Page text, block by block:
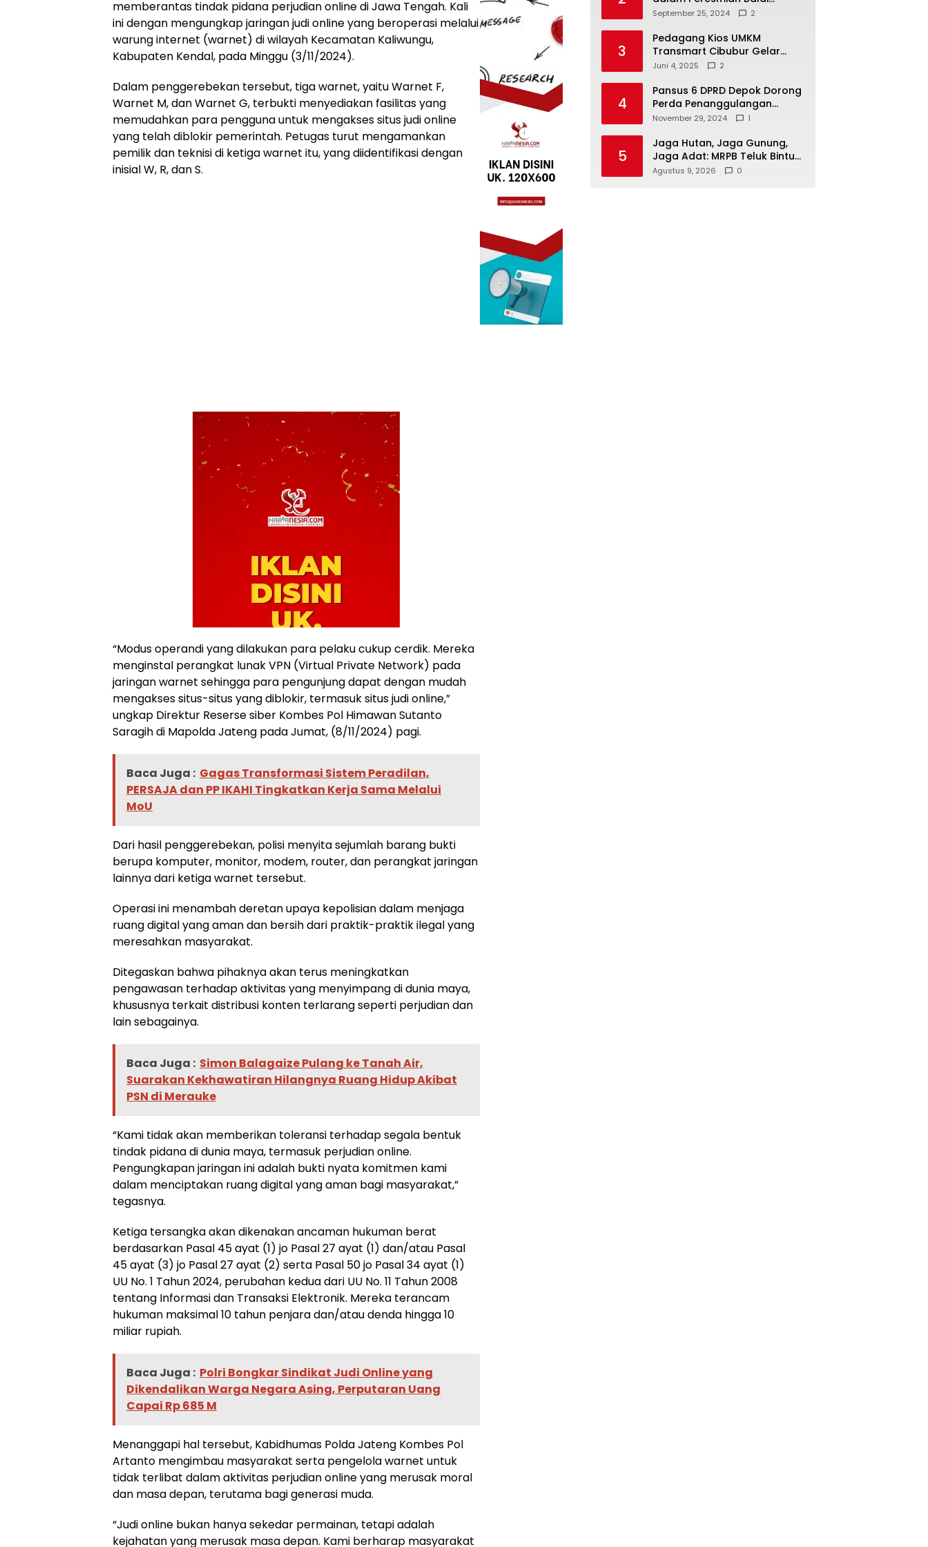
memberantas tindak pidana perjudian online di Jawa Tengah. Kali
ini dengan mengungkap jaringan judi online yang beroperasi melalui
warung internet (warnet) di wilayah Kecamatan Kaliwungu,
Kabupaten Kendal, pada Minggu (3/11/2024).
Dalam penggerebekan tersebut, tiga warnet, yaitu Warnet F,
Warnet M, dan Warnet G, terbukti menyediakan fasilitas yang
memudahkan para pengguna untuk mengakses situs judi online
yang telah diblokir pemerintah. Petugas turut mengamankan
pemilik dan teknisi di ketiga warnet itu, yang diidentifikasi dengan
inisial W, R, dan S.
“Modus operandi yang dilakukan para pelaku cukup cerdik. Mereka
menginstal perangkat lunak VPN (Virtual Private Network) pada
jaringan warnet sehingga para pengunjung dapat dengan mudah
mengakses situs-situs yang diblokir, termasuk situs judi online,”
ungkap Direktur Reserse siber Kombes Pol Himawan Sutanto
Saragih di Mapolda Jateng pada Jumat, (8/11/2024) pagi.
Baca Juga : Gagas Transformasi Sistem Peradilan,
PERSAJA dan PP IKAHI Tingkatkan Kerja Sama Melalui
MoU
Dari hasil penggerebekan, polisi menyita sejumlah barang bukti
berupa komputer, monitor, modem, router, dan perangkat jaringan
lainnya dari ketiga warnet tersebut.
Operasi ini menambah deretan upaya kepolisian dalam menjaga
ruang digital yang aman dan bersih dari praktik-praktik ilegal yang
meresahkan masyarakat.
Ditegaskan bahwa pihaknya akan terus meningkatkan
pengawasan terhadap aktivitas yang menyimpang di dunia maya,
khususnya terkait distribusi konten terlarang seperti perjudian dan
lain sebagainya.
Baca Juga : Simon Balagaize Pulang ke Tanah Air,
Suarakan Kekhawatiran Hilangnya Ruang Hidup Akibat
PSN di Merauke
“Kami tidak akan memberikan toleransi terhadap segala bentuk
tindak pidana di dunia maya, termasuk perjudian online.
Pengungkapan jaringan ini adalah bukti nyata komitmen kami
dalam menciptakan ruang digital yang aman bagi masyarakat,”
tegasnya.
Ketiga tersangka akan dikenakan ancaman hukuman berat
berdasarkan Pasal 45 ayat (1) jo Pasal 27 ayat (1) dan/atau Pasal
45 ayat (3) jo Pasal 27 ayat (2) serta Pasal 50 jo Pasal 34 ayat (1)
UU No. 1 Tahun 2024, perubahan kedua dari UU No. 11 Tahun 2008
tentang Informasi dan Transaksi Elektronik. Mereka terancam
hukuman maksimal 10 tahun penjara dan/atau denda hingga 10
miliar rupiah.
Baca Juga : Polri Bongkar Sindikat Judi Online yang
Dikendalikan Warga Negara Asing, Perputaran Uang
Capai Rp 685 M
Menanggapi hal tersebut, Kabidhumas Polda Jateng Kombes Pol
Artanto mengimbau masyarakat serta pengelola warnet untuk
tidak terlibat dalam aktivitas perjudian online yang merusak moral
dan masa depan, terutama bagi generasi muda.
“Judi online bukan hanya sekedar permainan, tetapi adalah
kejahatan yang merusak masa depan. Kami berharap masyarakat
Warga di Sukamaju : Wadah
Aspirasi Masyarakat
September 25, 2024 2
3
Pedagang Kios UMKM
Transmart Cibubur Gelar
Family Gathering di Cisarua,
Kekompakan
Juni 4, 2025 2
4
Pansus 6 DPRD Depok Dorong
Perda Penanggulangan
Kebakaran untuk
November 29, 2024 1
5
Jaga Hutan, Jaga Gunung,
Jaga Adat: MRPB Teluk Bintuni
Tagih Pengakuan MHA Esnam
Agustus 9, 2026 0